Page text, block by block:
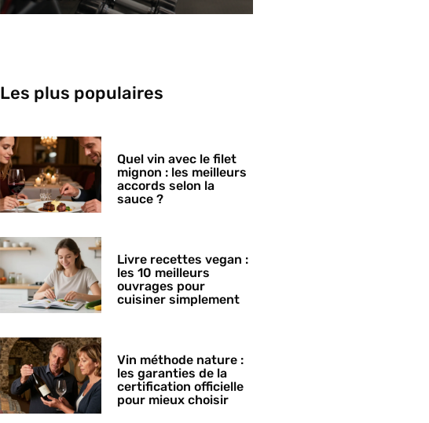
Les plus populaires
Quel vin avec le filet
mignon : les meilleurs
accords selon la
sauce ?
Livre recettes vegan :
les 10 meilleurs
ouvrages pour
cuisiner simplement
Vin méthode nature :
les garanties de la
certification officielle
pour mieux choisir